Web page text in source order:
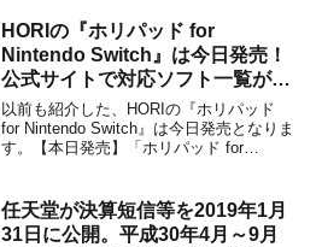
HORIの『ホリパッド for
Nintendo Switch』は今日発売！
公式サイトで対応ソフト一覧が公
開
以前も紹介した、HORIの『ホリパッド
for Nintendo Switch』は今日発売となりま
す。【本日発売】「ホリパッド for
一覧も公開中！※ジャイロや加速度セン
サーなど非対応の機能が...
任天堂が決算短信等を2019年1月
31日に公開。平成30年4月～9月